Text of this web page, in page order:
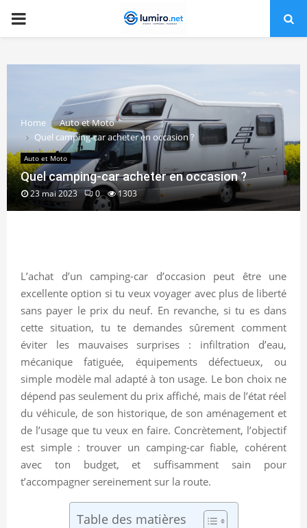
PRIMARY
Home
Auto et Moto
Quel camping-car acheter en occasion ?
Auto et Moto
Quel camping-car acheter en occasion ?
23 mai 2023 0 1303
L’achat d’un camping-car d’occasion peut être une
excellente option si tu veux voyager avec plus de liberté
sans payer le prix du neuf. En revanche, si tu es dans
cette situation, tu te demandes sûrement comment
éviter les mauvaises surprises : infiltration d’eau,
mécanique fatiguée, équipements défectueux, ou
simple modèle mal adapté à ton usage. Le bon choix ne
dépend pas seulement du prix affiché, mais de l’état réel
du véhicule, de son historique, de son aménagement et
de l’usage que tu veux en faire. Concrètement, l’objectif
est simple : trouver un camping-car fiable, cohérent
avec ton budget, et suffisamment sain pour
t’accompagner sereinement sur la route.
Table des matières